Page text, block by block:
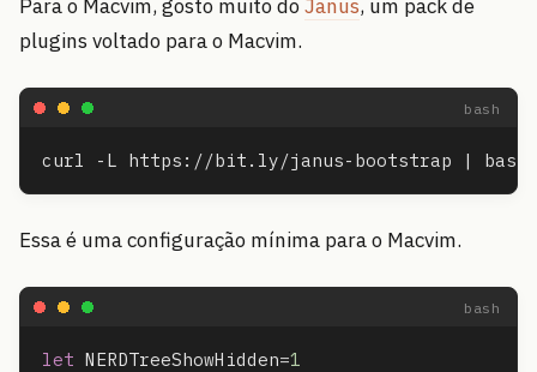
Para o Macvim, gosto muito doJanus, um pack de
plugins voltado para o Macvim.
Essa é uma configuração mínima para o Macvim.
let NERDTreeShowHidden=1